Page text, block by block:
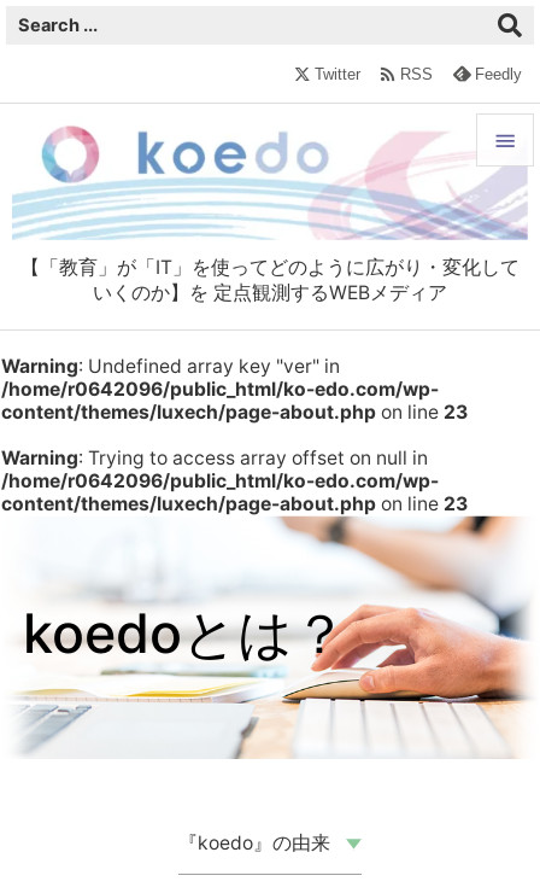
【「教育」が「IT」を使ってどのように広がり・変化して
いくのか】を 定点観測するWEBメディア


メニュ


Twitter  RSS Feedly
Warning: Undefined array key "ver" in
/home/r0642096/public_html/ko-edo.com/wp-
content/themes/luxech/page-about.php on line 23
Warning: Trying to access array offset on null in
/home/r0642096/public_html/ko-edo.com/wp-
content/themes/luxech/page-about.php on line 23
koedoとは？
『koedo』の由来